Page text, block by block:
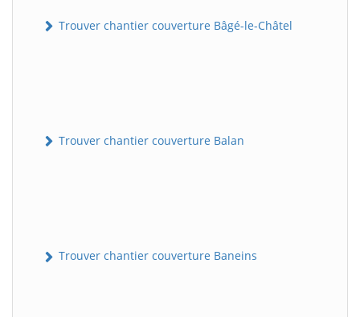
Trouver chantier couverture Bâgé-le-Châtel
Trouver chantier couverture Balan
Trouver chantier couverture Baneins